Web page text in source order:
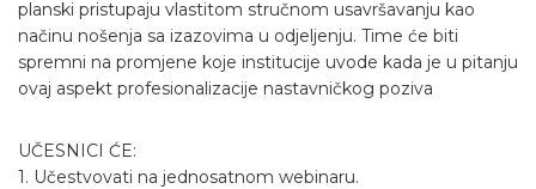
planski pristupaju vlastitom stručnom usavršavanju kao
načinu nošenja sa izazovima u odjeljenju. Time će biti
spremni na promjene koje institucije uvode kada je u pitanju
ovaj aspekt profesionalizacije nastavničkog poziva
UČESNICI ĆE:
1. Učestvovati na jednosatnom webinaru.